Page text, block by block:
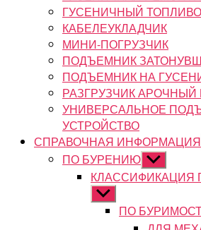
ГУСЕНИЧНЫЙ
КАБЕЛЕУКЛАДЧИК
МИНИ-ПОГРУЗЧИК
ПОДЪЕМНИК
ПОДЪЕМНИК НА
РАЗГРУЗЧИК
УНИВЕРСАЛЬНОЕ
УСТРОЙСТВО
СПРАВОЧНАЯ ИНФОРМАЦИЯ
ПО БУРЕНИЮ Показывать
подменю
КЛАССИФИКАЦИЯ
Показывать
подменю
ПО